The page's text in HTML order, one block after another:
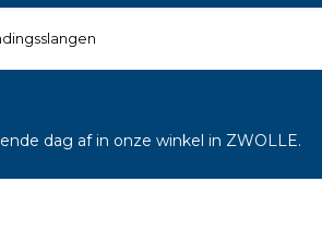
dag af in onze winkel in ZWOLLE.